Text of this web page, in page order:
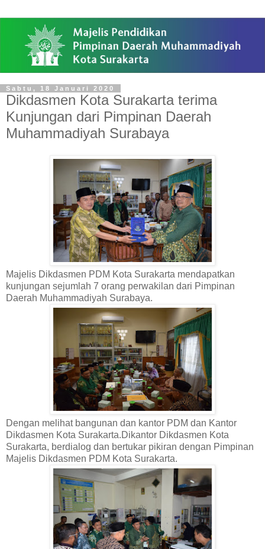
Sabtu, 18 Januari 2020
Dikdasmen Kota Surakarta terima
Kunjungan dari Pimpinan Daerah
Muhammadiyah Surabaya
Majelis Dikdasmen PDM Kota Surakarta mendapatkan
kunjungan sejumlah 7 orang perwakilan dari Pimpinan
Daerah Muhammadiyah Surabaya.
Dengan melihat bangunan dan kantor PDM dan Kantor
Dikdasmen Kota Surakarta.Dikantor Dikdasmen Kota
Surakarta, berdialog dan bertukar pikiran dengan Pimpinan
Majelis Dikdasmen PDM Kota Surakarta.